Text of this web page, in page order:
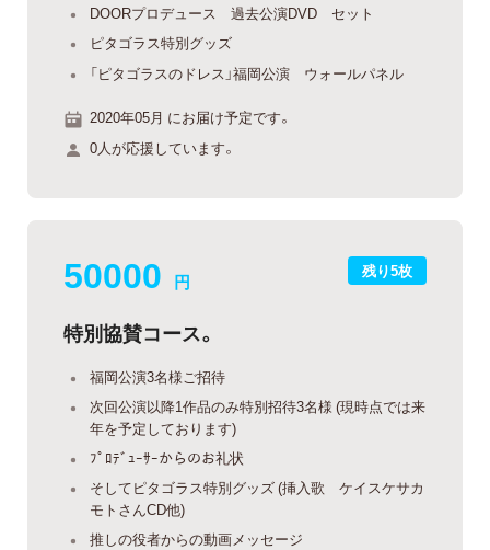
DOORプロデュース 過去公演DVD セット
ピタゴラス特別グッズ
「ピタゴラスのドレス」福岡公演 ウォールパネル
2020年05月 にお届け予定です。
0人が応援しています。
残り5枚
50000 円
特別協賛コース。
福岡公演3名様ご招待
次回公演以降1作品のみ特別招待3名様 (現時点では来
年を予定しております)
ﾌﾟﾛﾃﾞｭｰｻｰからのお礼状
そしてピタゴラス特別グッズ (挿入歌 ケイスケサカ
モトさんCD他)
推しの役者からの動画メッセージ